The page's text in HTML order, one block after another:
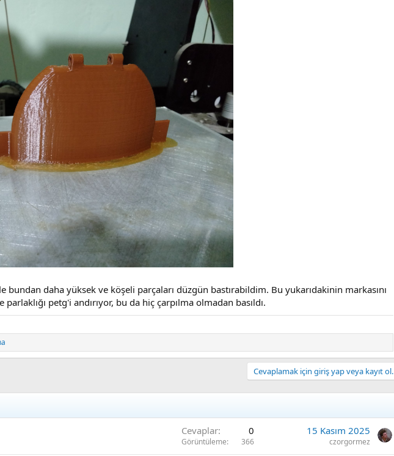
daha yüksek ve köşeli parçaları düzgün bastırabildim. Bu yukarıdakinin markasını
petg'i andırıyor, bu da hiç çarpılma olmadan basıldı.
Cevaplamak için giriş yap veya kayıt ol.
Cevaplar 0
Görüntüleme 366
15 Kasım 2025
czorgormez